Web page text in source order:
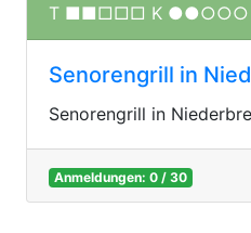
T ■■□□□ K ●●○○○
Senorengrill in
Senorengrill in
Anmeldungen: 0 / 30